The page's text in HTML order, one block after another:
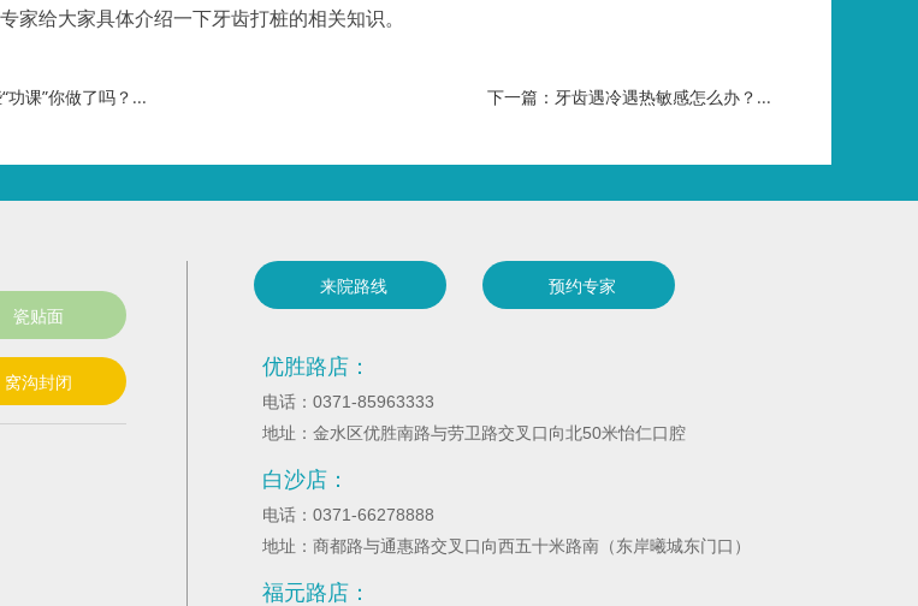
家给大家具体介绍一下牙齿打桩的相关知识。
功课”你做了吗？... 下一篇：牙齿遇冷遇热敏感怎么办？...
瓷贴面
窝沟封闭
来院路线 预约专家
优胜路店：
电话：0371-85963333
地址：金水区优胜南路与劳卫路交叉口向北50米怡仁口腔
白沙店：
电话：0371-66278888
地址：商都路与通惠路交叉口向西五十米路南（东岸曦城东门口）
福元路店：